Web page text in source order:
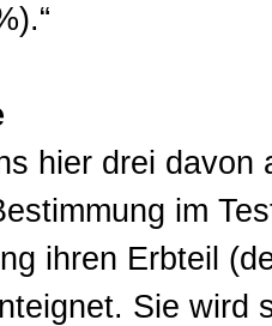
hier drei davon
im
ihren Erbteil
Sie wird